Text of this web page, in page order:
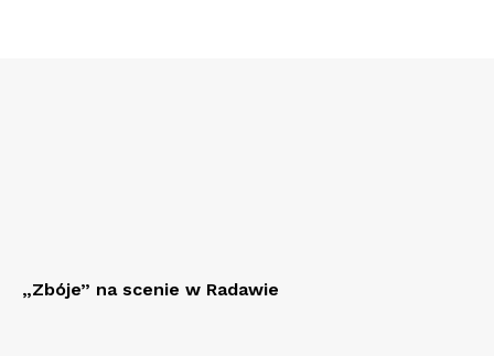
„Zbóje” na scenie w Radawie